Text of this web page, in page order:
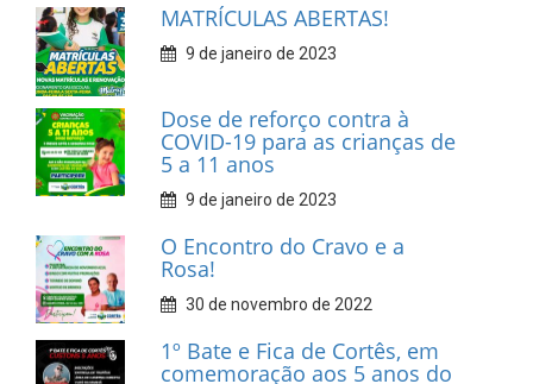
MATRÍCULAS ABERTAS!
9 de janeiro de 2023
Dose de reforço contra à
COVID-19 para as crianças de
5 a 11 anos
9 de janeiro de 2023
O Encontro do Cravo e a
Rosa!
30 de novembro de 2022
1º Bate e Fica de Cortês, em
comemoração aos 5 anos do